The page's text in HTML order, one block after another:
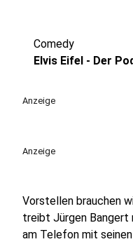
Comedy
Elvis Eifel - Der
Anzeige
Anzeige
Vorstellen brauchen
treibt Jürgen Bangert
am Telefon mit seinen